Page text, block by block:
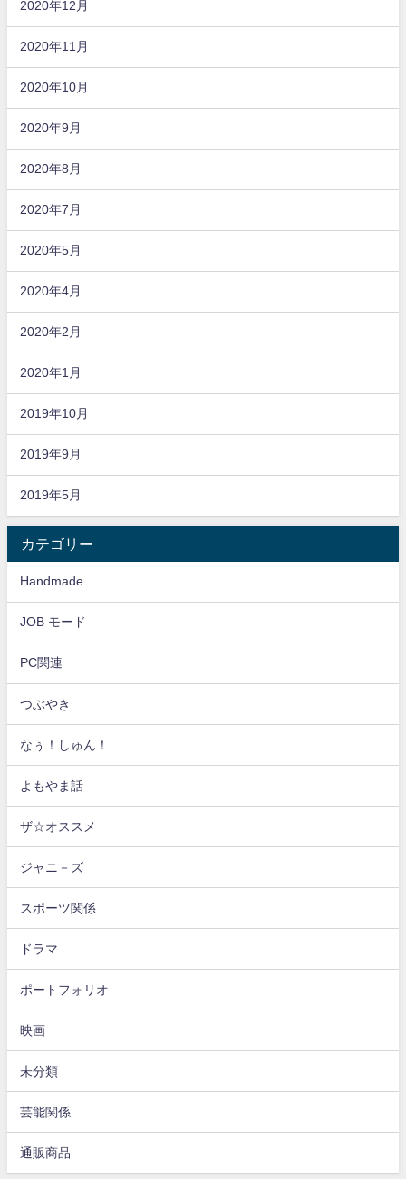
2020年12月
2020年11月
2020年10月
2020年9月
2020年8月
2020年7月
2020年5月
2020年4月
2020年2月
2020年1月
2019年10月
2019年9月
2019年5月
カテゴリー
Handmade
JOB モード
PC関連
つぶやき
なぅ！しゅん！
よもやま話
ザ☆オススメ
ジャニ－ズ
スポーツ関係
ドラマ
ポートフォリオ
映画
未分類
芸能関係
通販商品